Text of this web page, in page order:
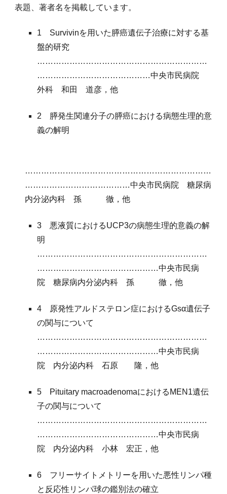
表題、著者名を掲載しています。
1 Survivinを用いた膵癌遺伝子治療に対する基
盤的研究
………………………………………………………
……………………………………中央市民病院
外科
和田 道彦 ，他
2 膵発生関連分子の膵癌における病態生理的意
義の解明
……………………………………………………………
…………………………………中央市民病院糖尿病
内分泌内科
孫 徹 ，他
3 悪液質におけるUCP3の病態生理的意義の解
明
………………………………………………………
………………………………………中央市民病
院糖尿病内分泌内科 孫 徹 ，他
4 原発性アルドステロン症におけるGsα遺伝子
の関与について
………………………………………………………
………………………………………中央市民病
院 内分泌内科 石原 隆 ，他
5 Pituitary macroadenomaにおけるMEN1遺伝
子の関与について
………………………………………………………
………………………………………中央市民病
院 内分泌内科 小林 宏正 ，他
6 フリーサイトメトリーを用いた悪性リンパ種
と反応性リンパ球の鑑別法の確立